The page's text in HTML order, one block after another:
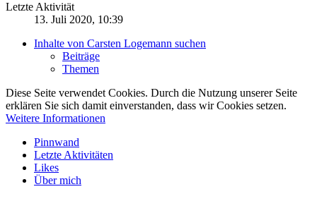
Letzte Aktivität
13. Juli 2020, 10:39
Inhalte von Carsten Logemann suchen
Beiträge
Themen
Diese Seite verwendet Cookies. Durch die Nutzung unserer Seite
erklären Sie sich damit einverstanden, dass wir Cookies setzen.
Weitere Informationen
Pinnwand
Letzte Aktivitäten
Likes
Über mich